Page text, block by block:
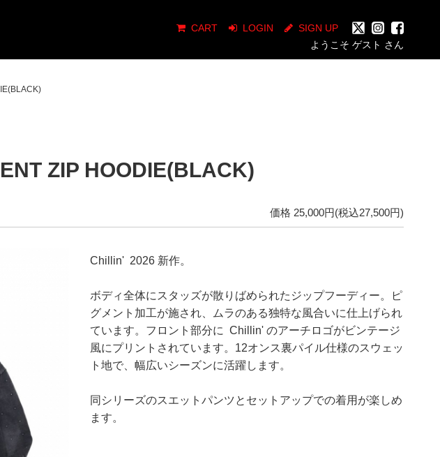
SIGN UP
LOGIN
CART
ようこそ ゲスト さん
ZIP HOODIE(BLACK)
価格 25,000円(税込27,500円)
Chillin' 2026 新作。
ボディ全体にスタッズが散りばめられたジップフーディー。ピ
グメント加工が施され、ムラのある独特な風合いに仕上げられ
ています。 フロント部分に Chillin' のアーチロゴがビンテージ
風にプリントされています。12オンス裏パイル仕様のスウェッ
ト地で、幅広いシーズンに活躍します。
同シリーズのスエットパンツとセットアップでの着用が楽しめ
ます。